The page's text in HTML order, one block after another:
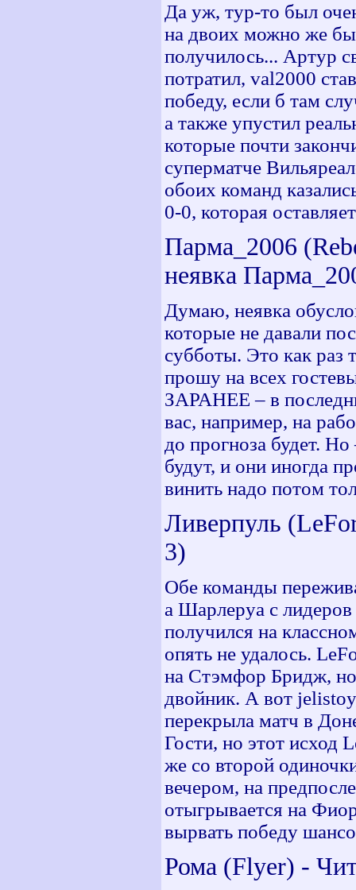
Да уж, тур-то был
на двоих можно же
получилось... Артур
потратил, val2000
победу, если б там
а также упустил
которые почти
суперматче
обоих команд
0-0, которая
Парма_2006
неявка
Думаю, неявка
которые не давали
субботы. Это как раз
прошу на всех
ЗАРАНЕЕ – в
вас, например, на
до прогноза будет.
будут, и они иногда
винить надо потом
Ливерпуль
3)
Обе команды
а Шарлеруа с лидеров
получился на
опять не удалось.
на Стэмфор Бридж, но
двойник. А вот
перекрыла матч в
Гости, но этот исход
же со второй
вечером, на
отыгрывается на
вырвать победу
Рома (Flyer) -